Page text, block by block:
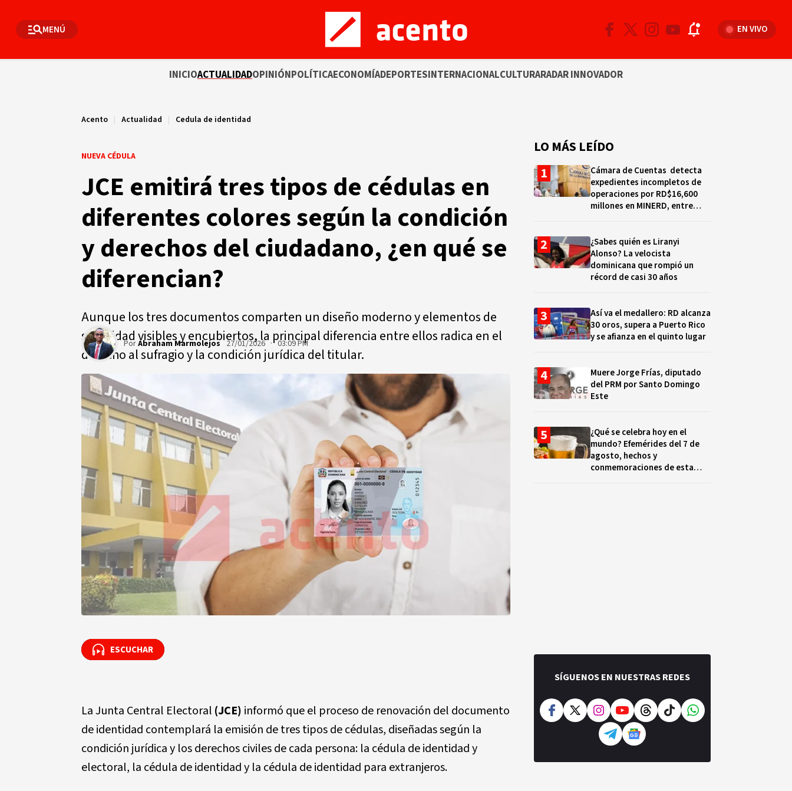
MENÚ EN VIVO
INICIOACTUALIDADOPINIÓNPOLÍTICAECONOMÍADEPORTESINTERNACIONALCULTURARADAR INNOVADOR
Acento | Actualidad | Cedula de identidad
NUEVA CÉDULA
JCE emitirá tres tipos de cédulas en
diferentes colores según la condición
y derechos del ciudadano, ¿en qué se
diferencian?
Aunque los tres documentos comparten un diseño moderno y elementos de
seguridad visibles y encubiertos, la principal diferencia entre ellos radica en el
derecho al sufragio y la condición jurídica del titular.
PorAbraham Marmolejos 27/01/2026 · 03:09 PM
ESCUCHAR
ESCUCHAR
La Junta Central Electoral (JCE) informó que el proceso de renovación del documento
de identidad contemplará la emisión de tres tipos de cédulas, diseñadas según la
condición jurídica y los derechos civiles de cada persona: la cédula de identidad y
electoral, la cédula de identidad y la cédula de identidad para extranjeros.
LO MÁS LEÍDO
Cámara de Cuentas detecta
expedientes incompletos de
operaciones por RD$16,600
millones en MINERD, entre
¿Sabes quién es Liranyi
Alonso? La velocista
dominicana que rompió un
récord de casi 30 años
Así va el medallero: RD alcanza
30 oros, supera a Puerto Rico
y se afianza en el quinto lugar
Muere Jorge Frías, diputado
del PRM por Santo Domingo
Este
¿Qué se celebra hoy en el
mundo? Efemérides del 7 de
agosto, hechos y
conmemoraciones de esta
SÍGUENOS EN NUESTRAS REDES